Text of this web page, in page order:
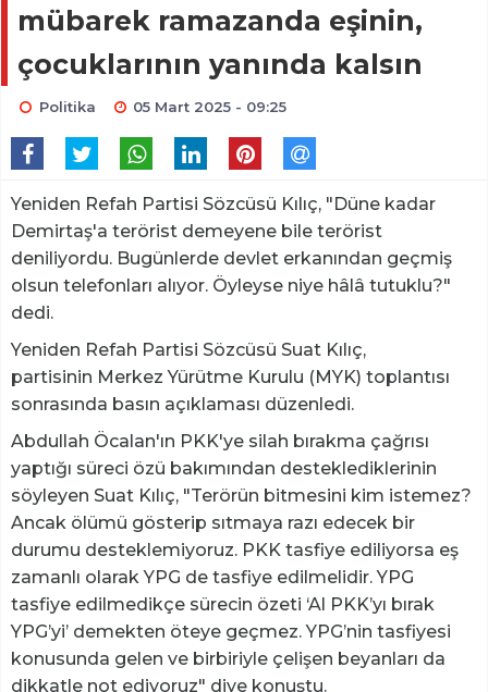
mübarek ramazanda eşinin,
çocuklarının yanında kalsın
Politika 05 Mart 2025 - 09:25
Yeniden Refah Partisi Sözcüsü Kılıç, "Düne kadar
Demirtaş'a terörist demeyene bile terörist
deniliyordu. Bugünlerde devlet erkanından geçmiş
olsun telefonları alıyor. Öyleyse niye hâlâ tutuklu?"
dedi.
Yeniden Refah Partisi Sözcüsü Suat Kılıç,
partisinin Merkez Yürütme Kurulu (MYK) toplantısı
sonrasında basın açıklaması düzenledi.
Abdullah Öcalan'ın PKK'ye silah bırakma çağrısı
yaptığı süreci özü bakımından desteklediklerinin
söyleyen Suat Kılıç, "Terörün bitmesini kim istemez?
Ancak ölümü gösterip sıtmaya razı edecek bir
durumu desteklemiyoruz. PKK tasfiye ediliyorsa eş
zamanlı olarak YPG de tasfiye edilmelidir. YPG
tasfiye edilmedikçe sürecin özeti ‘Al PKK’yı bırak
YPG’yi’ demekten öteye geçmez. YPG’nin tasfiyesi
konusunda gelen ve birbiriyle çelişen beyanları da
dikkatle not ediyoruz" diye konuştu.